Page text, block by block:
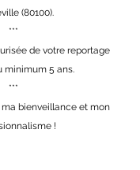
(80100).
***
de votre reportage
minimum 5 ans.
***
bienveillance et mon
!